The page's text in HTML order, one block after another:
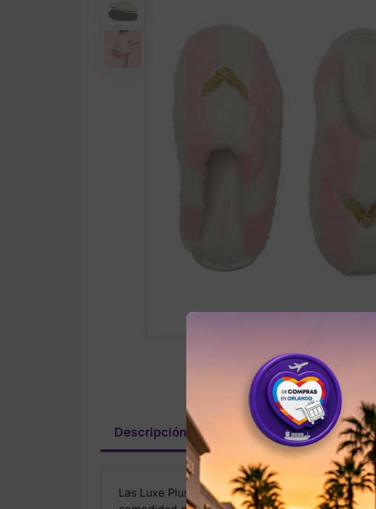
Descripción Valoraciones (0)
Las Luxe Plush Closed-Toe Slippers de